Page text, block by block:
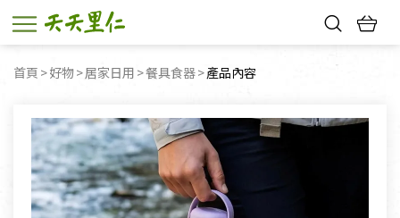
首頁 好物 居家日用 餐具食器 目前頁面：
產品內容